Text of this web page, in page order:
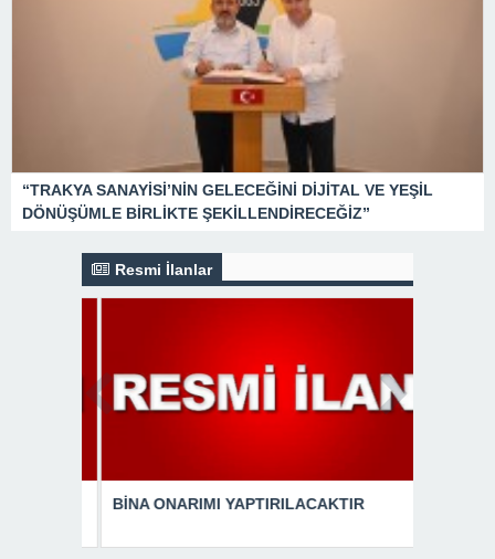
“TRAKYA SANAYİSİ’NİN GELECEĞİNİ DİJİTAL VE YEŞİL
DÖNÜŞÜMLE BİRLİKTE ŞEKİLLENDİRECEĞİZ”
Resmi İlanlar
YAPTIRILACAKTIR BİNA ONARIMI YAPTIRILACAKTIR